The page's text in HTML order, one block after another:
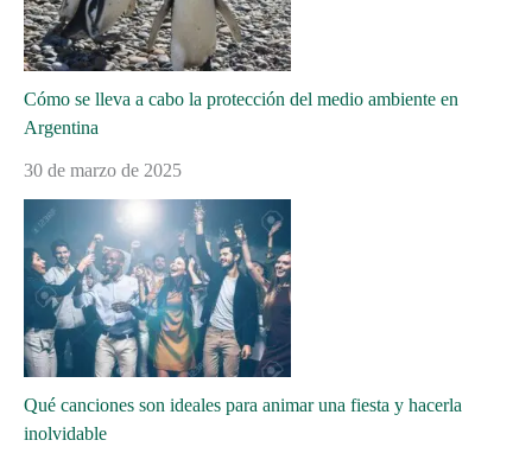
Cómo se lleva a cabo la protección del medio ambiente en
Argentina
30 de marzo de 2025
Qué canciones son ideales para animar una fiesta y hacerla
inolvidable